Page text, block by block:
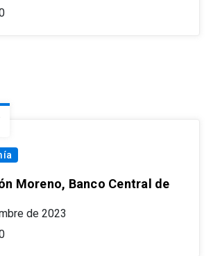
Moreno, Banco Central de
de 2023